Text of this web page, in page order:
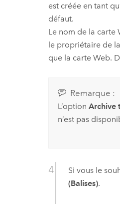
est créée en tant
défaut.
Le nom de la carte
le propriétaire de
que la carte Web.
Remarque :
L’option Archive
n’est pas
Si vous le
(Balises).